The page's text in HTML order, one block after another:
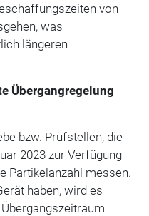
von
was
längeren
Übergangregelung
bzw. Prüfstellen, die
2023 zur Verfügung
Partikelanzahl messen.
haben, wird es